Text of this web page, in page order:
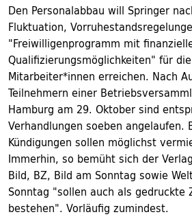
Den Personalabbau will Springer
Fluktuation,
"Freiwilligenprogramm mit
Qualifizierungsmöglichkeiten" für
Mitarbeiter*innen erreichen. Nach
Teilnehmern einer
Hamburg am 29. Oktober sind
Verhandlungen soeben angelaufen.
Kündigungen sollen möglichst
Immerhin, so bemüht sich der
Bild, BZ, Bild am Sonntag sowie
Sonntag "sollen auch als
bestehen". Vorläufig zumindest.